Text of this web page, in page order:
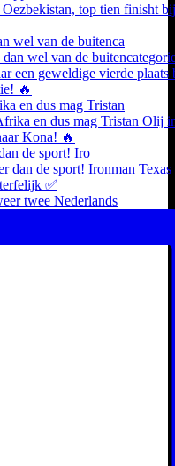
wel van de buitenca
en dus mag Tristan
de sport! Iro
twee Nederlands